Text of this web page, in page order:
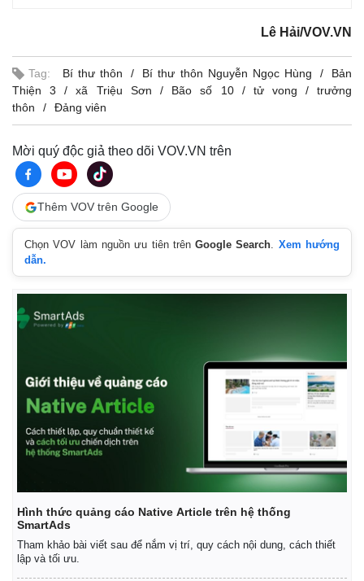
eLê Hải/VOV.VN
Tag: Bí thư thôn Bí thư thôn Nguyễn Ngọc Hùng
Bản
Thiện 3
xã Triệu Sơn Bão số 10 tử vong
trưởng
thôn
Đảng viên
Mời quý độc giả theo dõi VOV.VN trên
Thêm VOV trên Google
Chọn VOV làm nguồn ưu tiên trênGoogle Search. Xem hướng
dẫn.
Hình thức quảng cáo Native Article trên hệ thống
SmartAds
Tham khảo bài viết sau để nắm vị trí, quy cách nội dung, cách thiết
lập và tối ưu.